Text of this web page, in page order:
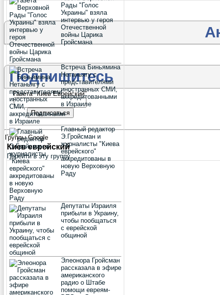
Подпишитесь
Газета "Киев Еврейский"
Группы Google
Киев еврейский
Перейти в эту группу
Рады "Голос
Украины" взяла
интервью у героя
Отечественной
войны Царика
Гройсмана
Встреча Биньямина
Нетаньягу с
представителями
иностранных СМИ,
аккредитованными
в Израиле
Главный редактор
Э.Гройсман и
журналисты "Киева
еврейского"
аккредитованы в
новую Верховную
Раду
Депутаты Израиля
прибыли в Украину,
чтобы пообщаться
с еврейской
общиной
Элеонора Гройсман
рассказала в эфире
американского
радио о Штабе
помощи евреям-